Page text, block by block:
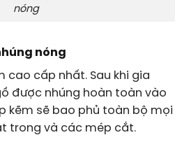
nóng
nóng
cao cấp nhất. Sau khi gia
được nhúng hoàn toàn vào
kẽm sẽ bao phủ toàn bộ mọi
trong và các mép cắt.